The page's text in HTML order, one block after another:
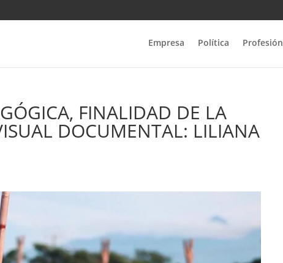
Empresa Política Profesión
FINALIDAD DE LA
DOCUMENTAL: LILIANA